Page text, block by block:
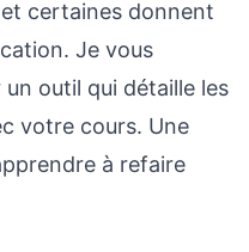
certaines donnent
Je vous
outil qui détaille les
votre cours. Une
à refaire